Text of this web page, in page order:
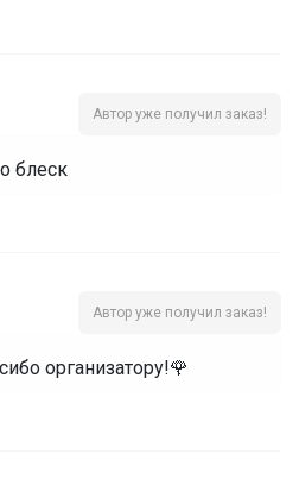
Автор уже получил заказ!
блеск
Автор уже получил заказ!
организатору!🌹